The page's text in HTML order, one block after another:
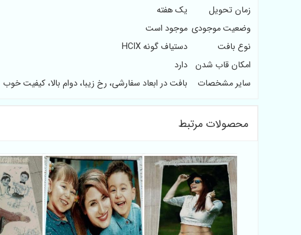
زمان تحویل
یک هفته
وضعیت موجودی موجود است
نوع بافت
دستیاف گونه HCIX
امکان قاب شدن
دارد
سایر مشخصات
بافت در ابعاد سفارشی، رخ زیبا، دوام بالا، کیفیت خوب
محصولات مرتبط